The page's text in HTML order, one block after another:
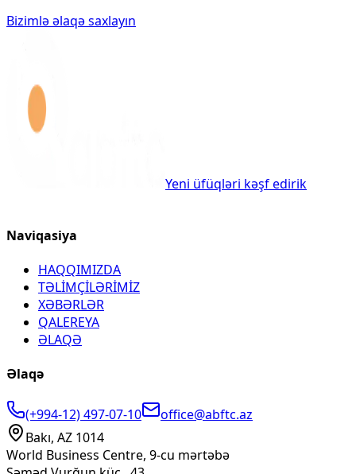
Bizimlə əlaqə saxlayın
Yeni üfüqləri kəşf edirik
Naviqasiya
HAQQIMIZDA
TƏLİMÇİLƏRİMİZ
XƏBƏRLƏR
QALEREYA
ƏLAQƏ
Əlaqə
(+994-12) 497-07-10
office@abftc.az
Bakı, AZ 1014
World Business Centre, 9-cu mərtəbə